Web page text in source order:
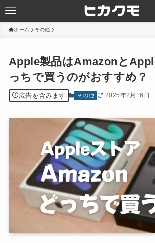
ホーム その他
Apple製品はAmazonと
っちで買うのがおすすめ？
広告を含みます その他 2025年2月16日